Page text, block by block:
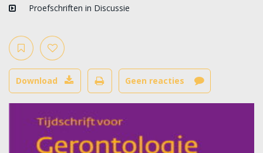
Proefschriften in Discussie
Download Geen reacties